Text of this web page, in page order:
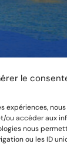
le
expériences,
ou accéder aux
nous
ou les ID